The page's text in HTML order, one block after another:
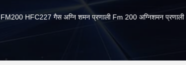
FM200 HFC227 गैस अग्नि शमन प्रणाली Fm 200 अग्निशमन प्रणाली